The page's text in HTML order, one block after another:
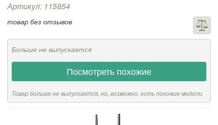
Артикул: 115854
товар без отзывов
Больше не выпускается
Посмотреть похожие
Товар больше не выпускается, но, возможно, есть похожие модели